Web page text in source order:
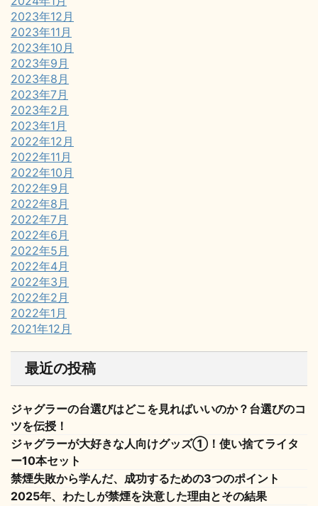
2023年12月
2023年11月
2023年10月
2023年9月
2023年8月
2023年7月
2023年2月
2023年1月
2022年12月
2022年11月
2022年10月
2022年9月
2022年8月
2022年7月
2022年6月
2022年5月
2022年4月
2022年3月
2022年2月
2022年1月
2021年12月
最近の投稿
ジャグラーの台選びはどこを見ればいいのか？台選びのコ
ツを伝授！
ジャグラーが大好きな人向けグッズ①！使い捨てライタ
ー10本セット
禁煙失敗から学んだ、成功するための3つのポイント
2025年、わたしが禁煙を決意した理由とその結果